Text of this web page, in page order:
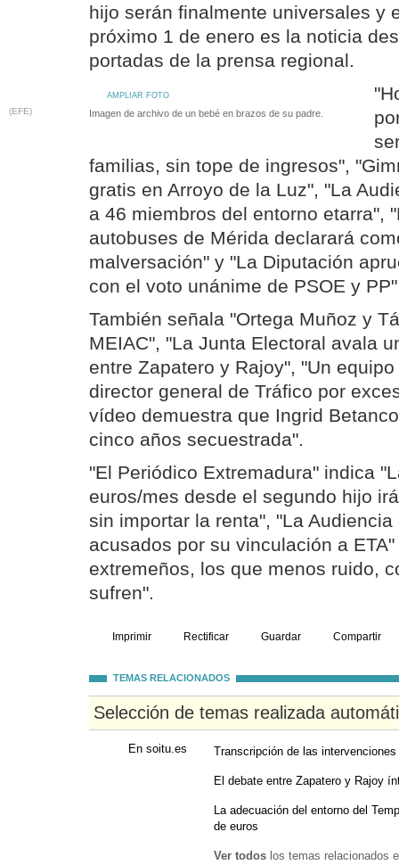
hijo serán finalmente universales y
próximo 1 de enero es la noticia
portadas de la prensa regional.
AMPLIAR FOTO
(EFE) Imagen de archivo de un bebé en brazos de su padre.
familias, sin tope de ingresos",
gratis en Arroyo de la Luz", "La
a 46 miembros del entorno etarra",
autobuses de Mérida declarará
malversación" y "La Diputación
con el voto unánime de PSOE y
También señala "Ortega Muñoz y
MEIAC", "La Junta Electoral avala
entre Zapatero y Rajoy", "Un
director general de Tráfico por
vídeo demuestra que Ingrid
cinco años secuestrada".
"El Periódico Extremadura" indica
euros/mes desde el segundo hijo
sin importar la renta", "La
acusados por su vinculación a
extremeños, los que menos ruido,
sufren".
Imprimir Rectificar Guardar Compartir
TEMAS RELACIONADOS
Selección de temas realizada
En soitu.es Transcripción de las
El debate entre Zapatero y Rajoy
La adecuación del entorno del
de euros
Ver todos los temas relacionados